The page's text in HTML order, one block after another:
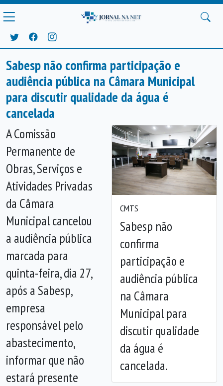
Sabesp não confirma participação e
audiência pública na Câmara Municipal
para discutir qualidade da água é
cancelada
CMTS
Sabesp não
confirma
participação e
audiência pública
na Câmara
Municipal para
discutir qualidade
da água é
cancelada.
Anterior
A Comissão
Permanente de
Obras, Serviços e
Atividades Privadas
da Câmara
Municipal cancelou
a audiência pública
marcada para
quinta-feira, dia 27,
após a Sabesp,
empresa
responsável pelo
abastecimento,
informar que não
estará presente